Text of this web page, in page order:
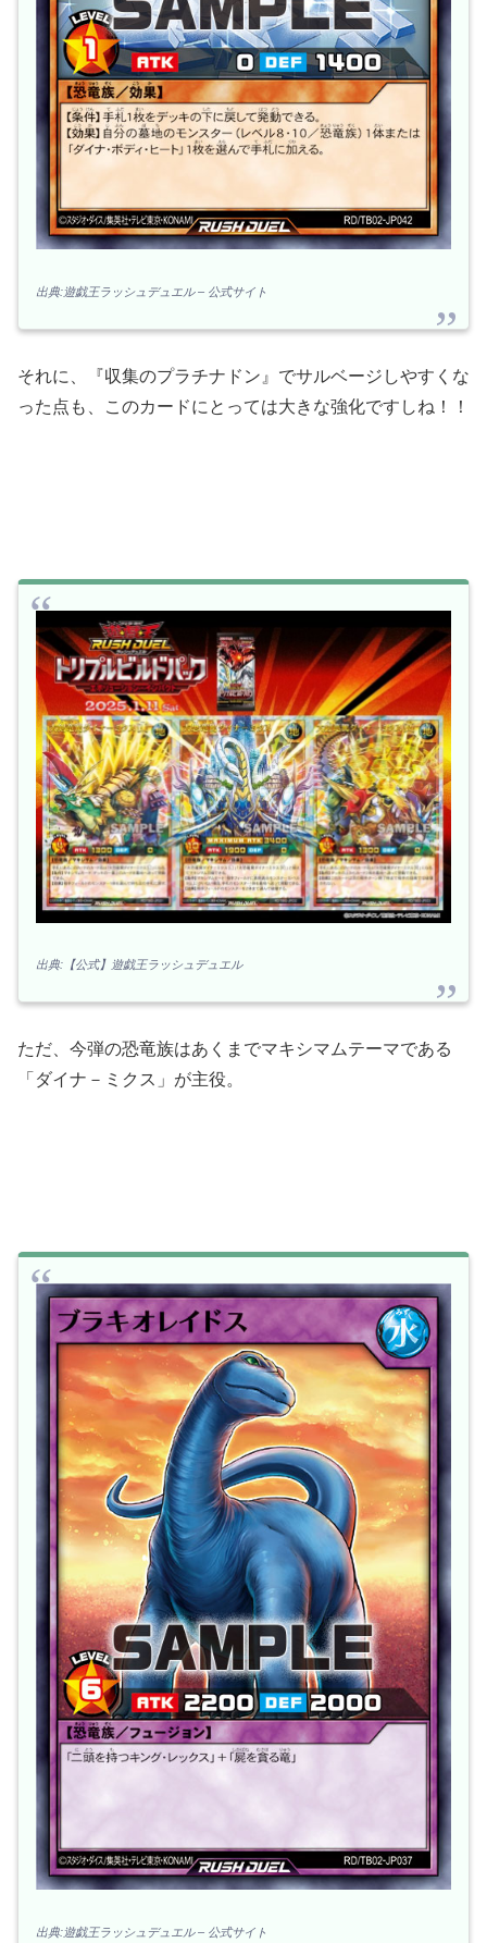
出典:遊戯王ラッシュデュエル – 公式サイト
それに、『収集のプラチナドン』でサルベージしやすくな
った点も、このカードにとっては大きな強化ですしね！！
出典:【公式】遊戯王ラッシュデュエル
ただ、今弾の恐竜族はあくまでマキシマムテーマである
「ダイナ－ミクス」が主役。
出典:遊戯王ラッシュデュエル – 公式サイト